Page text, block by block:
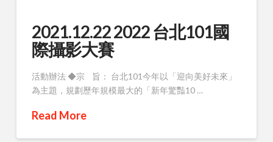
2021.12.22 2022 台北101國
際攝影大賽
活動辦法 ◆宗 旨： 台北101今年以「迎向美好未來」
為主題，規劃歷年規模最大的「新年驚豔10 …
Read More